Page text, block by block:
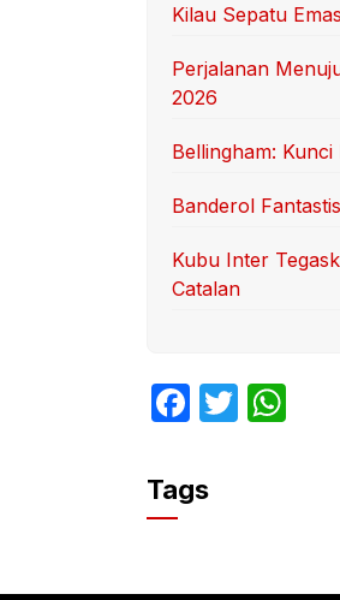
Kilau Sepatu
Perjalanan
2026
Bellingham:
Banderol
Kubu Inter
Catalan
F
c
e
T
Tags